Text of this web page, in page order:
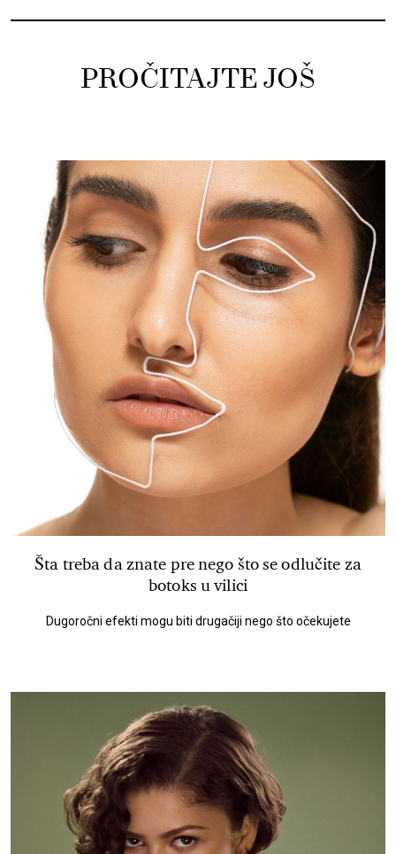
PROČITAJTE JOŠ
Šta treba da znate pre nego što se odlučite za
botoks u vilici
Dugoročni efekti mogu biti drugačiji nego što očekujete